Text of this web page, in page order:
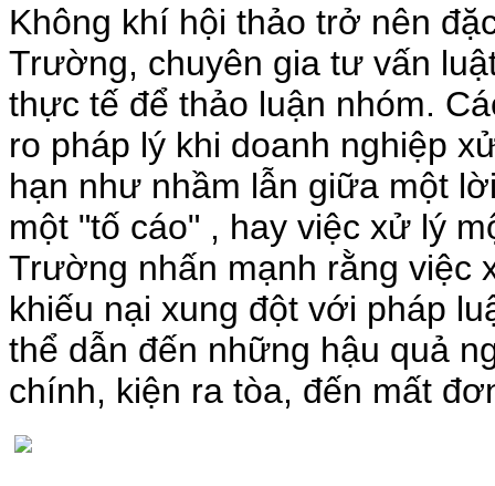
Không khí hội thảo trở nên
Trường, chuyên gia tư vấn
thực tế để thảo luận nhóm.
ro pháp lý khi doanh nghiệp
hạn như nhầm lẫn giữa một
một "tố cáo" , hay việc xử lý
Trường nhấn mạnh rằng việc
khiếu nại xung đột với pháp
thể dẫn đến những hậu quả
chính, kiện ra tòa, đến mất